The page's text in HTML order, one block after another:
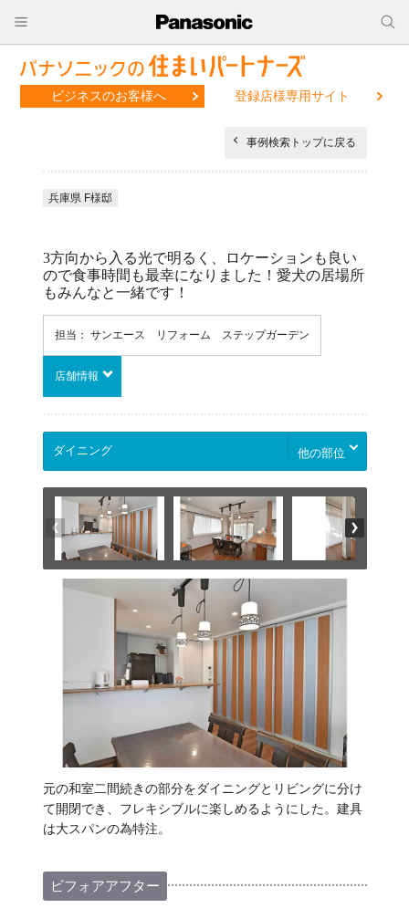
ビジネスのお客様へ 登録店様専用サイト
事例検索トップに戻る
兵庫県 F様邸
3方向から入る光で明るく、ロケーションも良い
ので食事時間も最幸になりました！愛犬の居場所
もみんなと一緒です！
担当： サンエース リフォーム ステップガーデン
店舗情報
他の部位
元の和室二間続きの部分をダイニングとリビングに分け
て開閉でき、フレキシブルに楽しめるようにした。建具
は大スパンの為特注。
ビフォアアフター